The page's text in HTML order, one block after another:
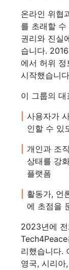
온라인 위협
를 초래할
권리와 진실
습니다.
에서 허위
시작했습니
이 그룹의
사용자가
인할 수 있
개인과 조
상태를 강
플랫폼
활동가, 언
에 초점을
2023년에
리했습니다.
영국, 시리